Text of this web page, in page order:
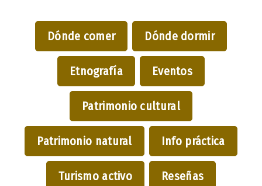
Dónde comer Dónde dormir
Etnografía Eventos
Patrimonio cultural
Patrimonio natural Info práctica
Turismo activo Reseñas